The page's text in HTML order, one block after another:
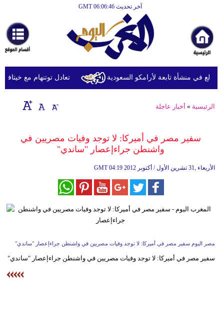
آخر تحديث GMT 06:06:46
أخبارعاجلة
رياضة
ثقافة
إقتصاد
وموسيقى
سياحة
أخبار
تعادل توتنهام مع خيتافي في منشأة تابعة لأرامكو السعودية
الرئيسية » أخبار عاجلة
سفير مصر في أميركا: لا توجد وفيات مصريين في
واشنطن جراءإعصار "ساندي"
GMT 04:19 2012 الأربعاء ,31 تشرين الأول / أكتوبر
مصر اليوم سفير مصر في أميركا: لا توجد وفيات مصريين في واشنطن جراءإعصار "ساندي"
سفير مصر في أميركا: لا توجد وفيات مصريين في واشنطن جراءإعصار "ساندي"